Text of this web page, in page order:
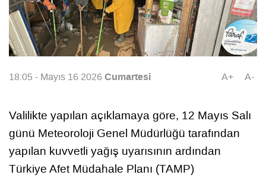
18:05 - Mayıs 16 2026 Cumartesi A+ A-
Valilikte yapılan açıklamaya göre, 12 Mayıs Salı
günü Meteoroloji Genel Müdürlüğü tarafından
yapılan kuvvetli yağış uyarısının ardından
Türkiye Afet Müdahale Planı (TAMP)